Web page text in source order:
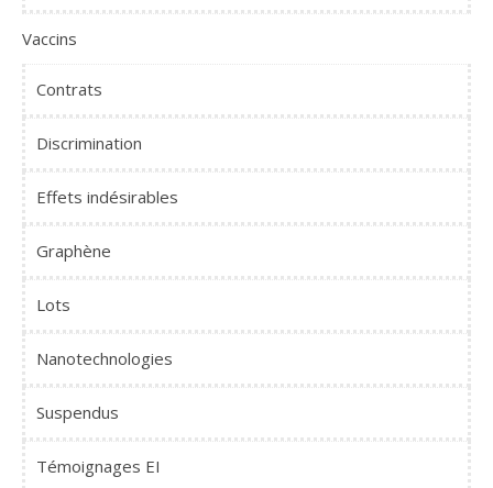
Vaccins
Contrats
Discrimination
Effets indésirables
Graphène
Lots
Nanotechnologies
Suspendus
Témoignages EI